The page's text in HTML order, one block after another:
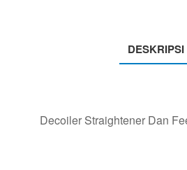
DESKRIPSI
Decoiler Straightener Dan